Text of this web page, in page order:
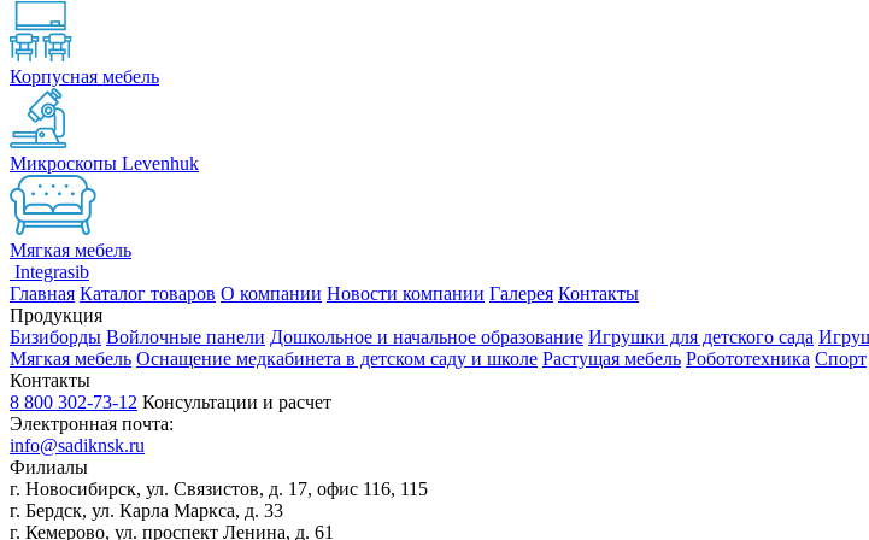
Корпусная мебель
Микроскопы Levenhuk
Мягкая мебель
Integrasib
Главная Каталог товаров О компании Новости компании Галерея Контакты
Продукция
Бизиборды Войлочные панели Дошкольное и начальное образование Игрушки для детского сада
Мягкая мебель Оснащение медкабинета в детском саду и школе Растущая мебель Робототехника Спорт
Контакты
8 800 302-73-12 Консультации и расчет
Электронная почта:
info@sadiknsk.ru
Филиалы
г. Новосибирск, ул. Связистов, д. 17, офис 116, 115
г. Бердск, ул. Карла Маркса, д. 33
г. Кемерово, ул. проспект Ленина, д. 61